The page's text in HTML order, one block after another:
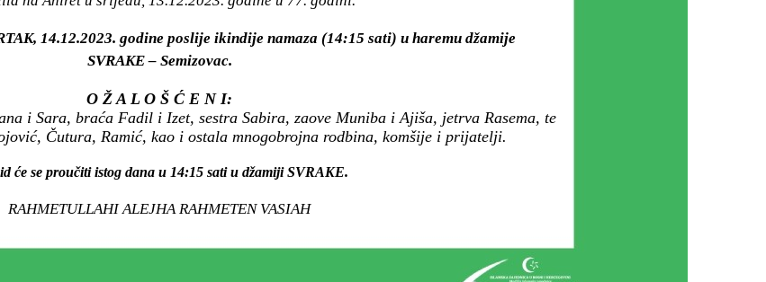
14.12.2023. godine poslije ikindije namaza (14:15 sati) u haremu džamije
SVRAKE – Semizovac.
O Ž A L O Š Ć E N I:
i Sara, braća Fadil i Izet, sestra Sabira, zaove Muniba i Ajiša, jetrva Rasema, te
Čutura, Ramić, kao i ostala mnogobrojna rodbina, komšije i prijatelji.
će se proučiti istog dana u 14:15 sati u džamiji SVRAKE.
RAHMETULLAHI ALEJHA RAHMETEN VASIAH